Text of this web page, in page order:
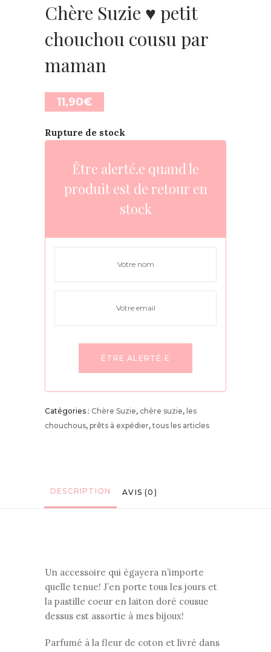
Chère Suzie ♥ petit
chouchou cousu par
maman
11,90€
Rupture de stock
Être alerté.e quand le
produit est de retour en
stock
Catégories : Chère Suzie, chère suzie, les
chouchous, prêts à expédier,tous les articles
DESCRIPTION AVIS (0)
Un accessoire qui égayera n’importe
quelle tenue! J’en porte tous les jours et
la pastille coeur en laiton doré cousue
dessus est assortie à mes bijoux!
Parfumé à la fleur de coton et livré dans